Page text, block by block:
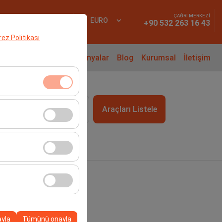
Politikası
Devre dışı
analiz
için kullanılır.
Tümünü onayla
EURO
ÇAĞRI MERKEZİ
+90 532 263 16 43
Kampanyalar Blog Kurumsal İletişim
09:00 Araçları Listele